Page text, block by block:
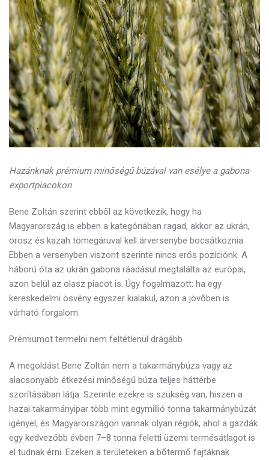
Hazánknak prémium minőségű búzával van esélye a gabona-
exportpiacokon
Bene Zoltán szerint ebből az következik, hogy ha
Magyarország is ebben a kategóriában ragad, akkor az ukrán,
orosz és kazah tömegáruval kell árversenybe bocsátkoznia.
Ebben a versenyben viszont szerinte nincs erős pozíciónk. A
háború óta az ukrán gabona ráadásul megtalálta az európai,
azon belül az olasz piacot is. Úgy fogalmazott: ha egy
kereskedelmi ösvény egyszer kialakul, azon a jövőben is
várható forgalom.
Prémiumot termelni nem feltétlenül drágább
A megoldást Bene Zoltán nem a takarmánybúza vagy az
alacsonyabb étkezési minőségű búza teljes háttérbe
szorításában látja. Szerinte ezekre is szükség van, hiszen a
hazai takarmányipar több mint egymillió tonna takarmánybúzát
igényel, és Magyarországon vannak olyan régiók, ahol a gazdák
egy kedvezőbb évben 7–8 tonna feletti üzemi termésátlagot is
el tudnak érni. Ezeken a területeken a bőtermő fajtáknak